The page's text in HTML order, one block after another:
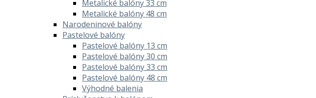
Metalické balóny 33 cm
Metalické balóny 48 cm
Narodeninové balóny
Pastelové balóny
Pastelové balóny 13 cm
Pastelové balóny 30 cm
Pastelové balóny 33 cm
Pastelové balóny 48 cm
Výhodné balenia